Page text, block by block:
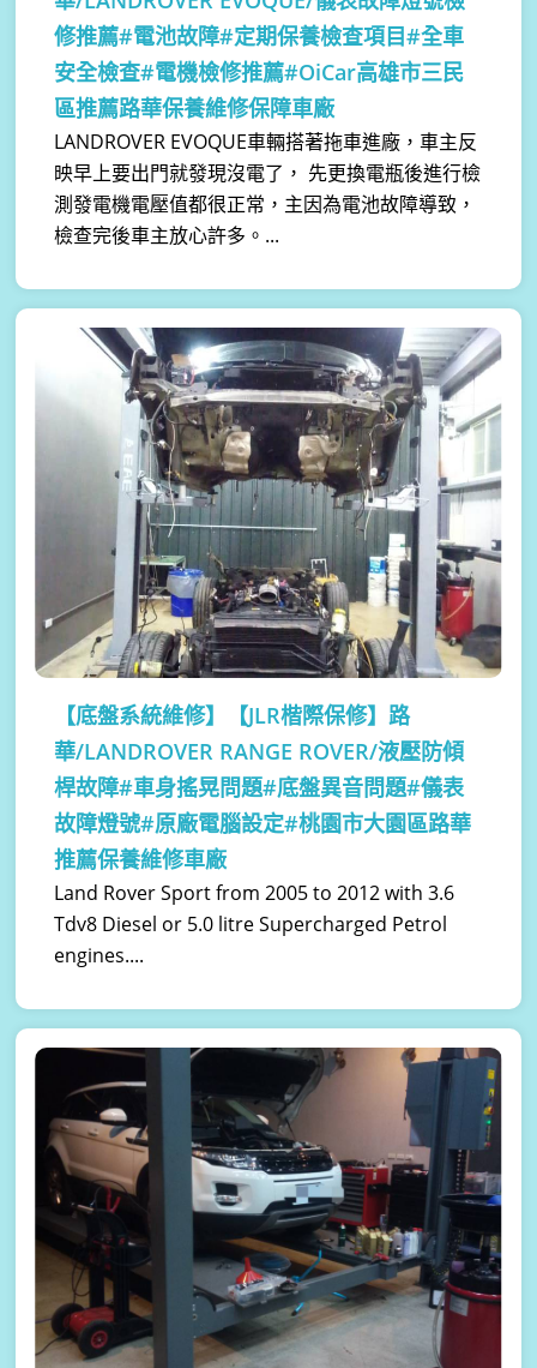
修推薦#電池故障#定期保養檢查項目#全車
安全檢查#電機檢修推薦#OiCar高雄市三民
區推薦路華保養維修保障車廠
LANDROVER EVOQUE車輛搭著拖車進廠，車主反
映早上要出門就發現沒電了， 先更換電瓶後進行檢
測發電機電壓值都很正常，主因為電池故障導致，
檢查完後車主放心許多。...
【底盤系統維修】
【JLR楷際保修】路
華/LANDROVER RANGE ROVER/液壓防傾
桿故障#車身搖晃問題#底盤異音問題#儀表
故障燈號#原廠電腦設定#桃園市大園區路華
推薦保養維修車廠
Land Rover Sport from 2005 to 2012 with 3.6
Tdv8 Diesel or 5.0 litre Supercharged Petrol
engines....